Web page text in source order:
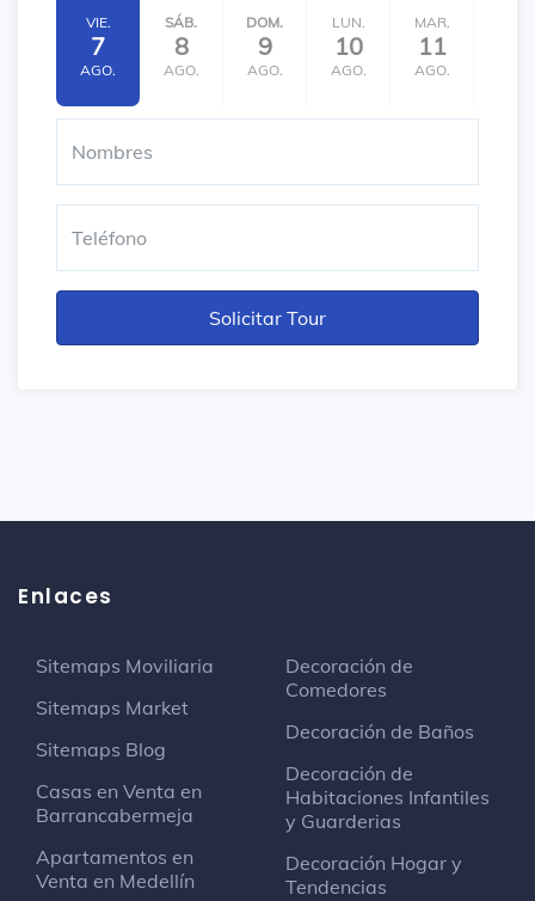
VIE.
7
AGO.
SÁB.
8
AGO.
DOM.
9
AGO.
LUN.
10
AGO.
MAR.
11
AGO.
Enlaces
Sitemaps Moviliaria
Sitemaps Market
Sitemaps Blog
Casas en Venta en
Barrancabermeja
Apartamentos en
Venta en Medellín
Decoración de
Comedores
Decoración de Baños
Decoración de
Habitaciones Infantiles
y Guarderias
Decoración Hogar y
Tendencias